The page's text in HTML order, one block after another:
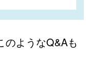
のようなQ&Aも